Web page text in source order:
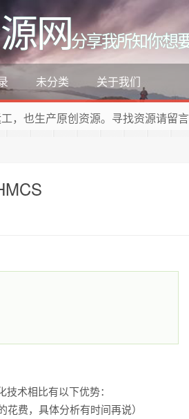
网分享我所知你想
未分类 关于我们
，也生产原创资源。寻找资源请留
术相比有以下优势：
费，具体分析有时间再说）